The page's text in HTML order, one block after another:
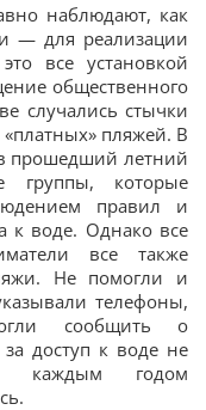
наблюдают, как
— для реализации
все установкой
общественного
случались стычки
пляжей. В
прошедший летний
группы, которые
правил и
к воде. Однако все
все также
Не помогли и
телефоны,
сообщить о
доступ к воде не
каждым годом